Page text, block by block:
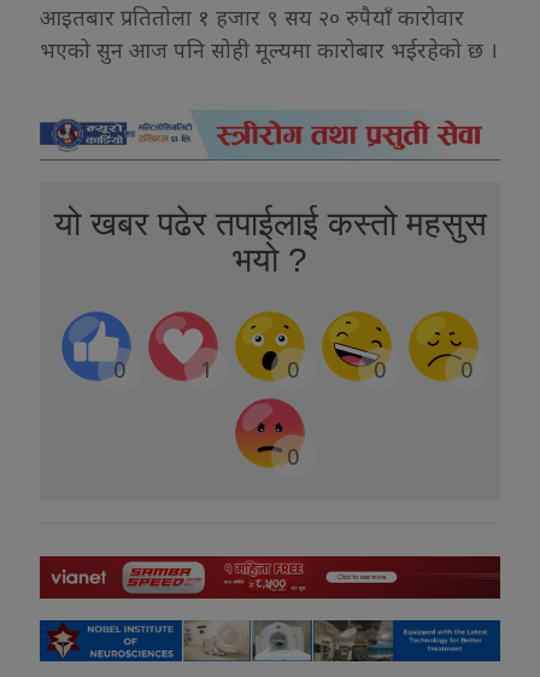
आइतबार प्रतितोला १ हजार ९ सय २० रुपैयाँ कारोवार
भएको सुन आज पनि सोही मूल्यमा कारोबार भईरहेको छ ।
यो खबर पढेर तपाईलाई कस्तो महसुस
भयो ?
0 1 0 0 0
0